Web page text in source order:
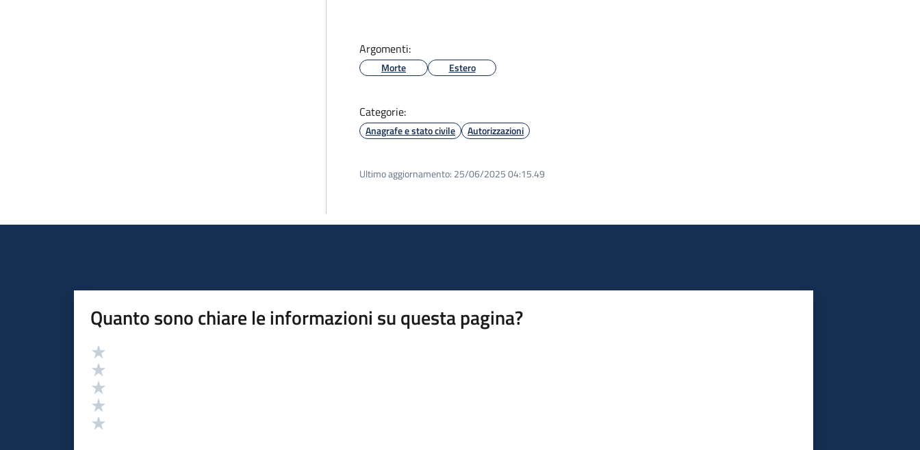
Argomenti:
Morte Estero
Categorie:
Anagrafe e stato civile Autorizzazioni
Ultimo aggiornamento: 25/06/2025 04:15.49
Quanto sono chiare le informazioni su questa pagina?
Valutazione